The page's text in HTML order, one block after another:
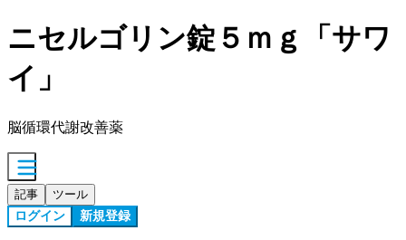
ニセルゴリン錠５ｍｇ「サワ
イ」
脳循環代謝改善薬
記事 ツール
ログイン 新規登録